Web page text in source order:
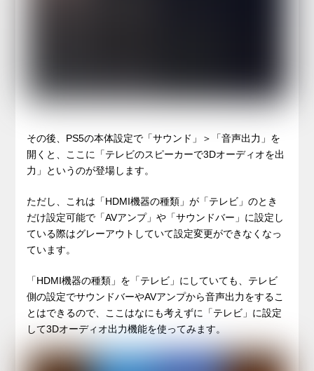
その後、PS5の本体設定で「サウンド」＞「音声出力」を
開くと、ここに「テレビのスピーカーで3Dオーディオを出
力」というのが登場します。
ただし、これは「HDMI機器の種類」が「テレビ」のとき
だけ設定可能で「AVアンプ」や「サウンドバー」に設定し
ている際はグレーアウトしていて設定変更ができなくなっ
ています。
「HDMI機器の種類」を「テレビ」にしていても、テレビ
側の設定でサウンドバーやAVアンプから音声出力をするこ
とはできるので、ここはなにも考えずに「テレビ」に設定
して3Dオーディオ出力機能を使ってみます。